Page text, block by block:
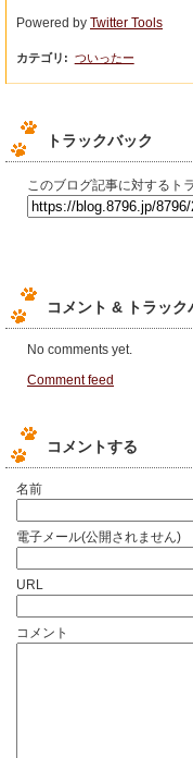
Powered by Twitter Tools
カテゴリ : ついったー
トラックバック
このブログ記事に対するト
コメント & トラック
No comments yet.
Comment feed
コメントする
名前
電子メール(公開されません)
URL
コメント